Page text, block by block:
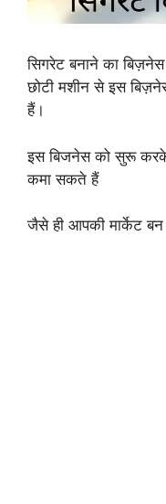
सिगरेट बनाने का
छोटी मशीन से इस
हैं।
इस बिजनेस को सुरू
कमा सकते हैं
जैसे ही आपकी मार्केट